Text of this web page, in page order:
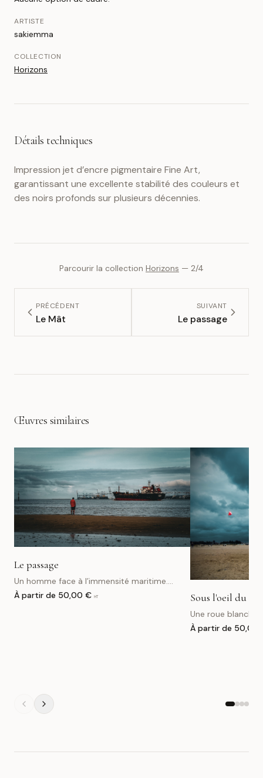
ARTISTE
sakiemma
COLLECTION
Horizons
Détails techniques
Impression jet d’encre pigmentaire Fine Art,
garantissant une excellente stabilité des couleurs et
des noirs profonds sur plusieurs décennies.
Parcourir la collection Horizons — 2/4
PRÉCÉDENT
Le Mât
SUIVANT
Le passage
Œuvres similaires
Le passage
Un homme face à l’immensité maritime.
Silence, attente et horizon industriel.
À partir de 50,00 € HT Sous l'oeil du
Une roue blanche
de plomb chargé
À partir de 50,00